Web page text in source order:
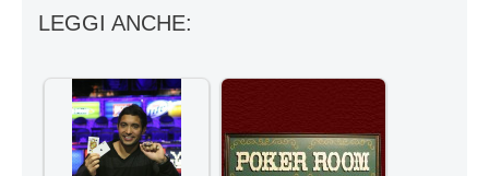
LEGGI ANCHE: